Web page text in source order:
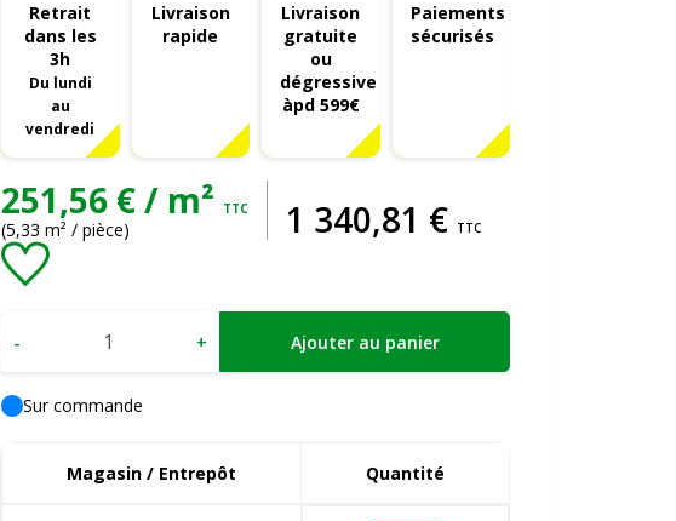
Retrait
dans les
3h
Du lundi
au
vendredi
Livraison
rapide
Livraison
gratuite
ou
dégressive
àpd 599€
Paiements
sécurisés
251,56 € / m² TTC
(5,33 m² / pièce) 1 340,81 € TTC
- + Ajouter au panier
Sur commande
Magasin / Entrepôt Quantité